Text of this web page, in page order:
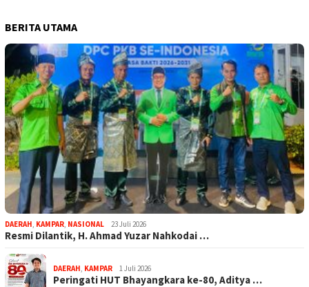
BERITA UTAMA
DAERAH KAMPAR NASIONAL 23 Juli 2026
Resmi Dilantik, H. Ahmad Yuzar Nahkodai …
DAERAH KAMPAR 1 Juli 2026
Peringati HUT Bhayangkara ke-80, Aditya …